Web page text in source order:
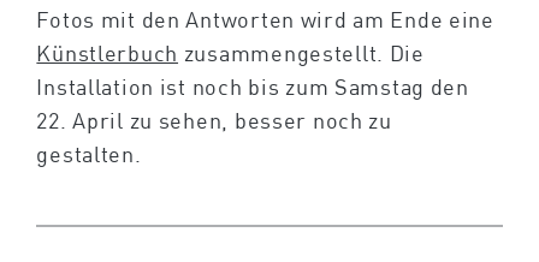
Fotos mit den Antworten wird am Ende eine
Künstlerbuch zusammengestellt. Die
Installation ist noch bis zum Samstag den
22. April zu sehen, besser noch zu
gestalten.